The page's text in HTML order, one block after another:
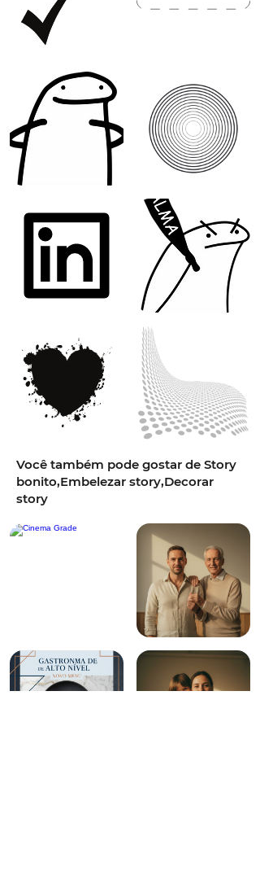
Você também pode gostar de Story
bonito,Embelezar story,Decorar
story